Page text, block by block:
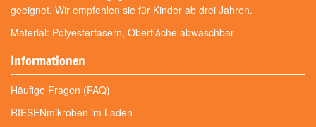
geeignet. Wir empfehlen sie für Kinder ab drei Jahren.
Material: Polyesterfasern, Oberfläche abwaschbar
Informationen
Häufige Fragen (FAQ)
RIESENmikroben im Laden